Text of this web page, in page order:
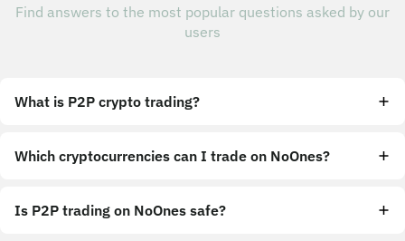
Find answers to the most popular questions asked by our
users
What is P2P crypto trading?
Which cryptocurrencies can I trade on NoOnes?
Is P2P trading on NoOnes safe?